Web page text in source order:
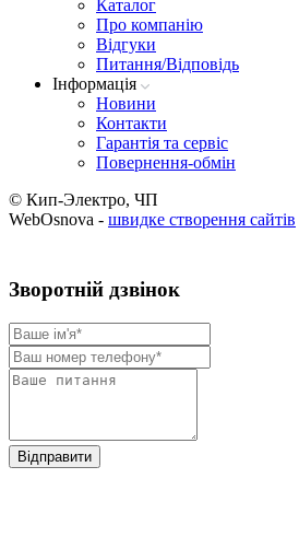
Каталог
Про компанію
Вiдгуки
Питання/Відповідь
Iнформацiя
Новини
Контакти
Гарантія та сервіс
Повернення-обмін
© Кип-Электро, ЧП
WebOsnova - швидке створення сайтів
Зворотнiй дзвiнок